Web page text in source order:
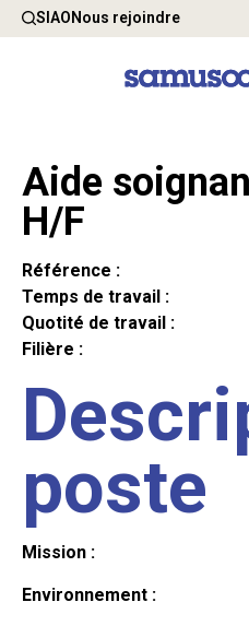
SIAONous rejoindre
Aide
H/F
Référence :
Temps de travail :
Quotité de travail :
Filière :
poste
Mission :
Environnement :